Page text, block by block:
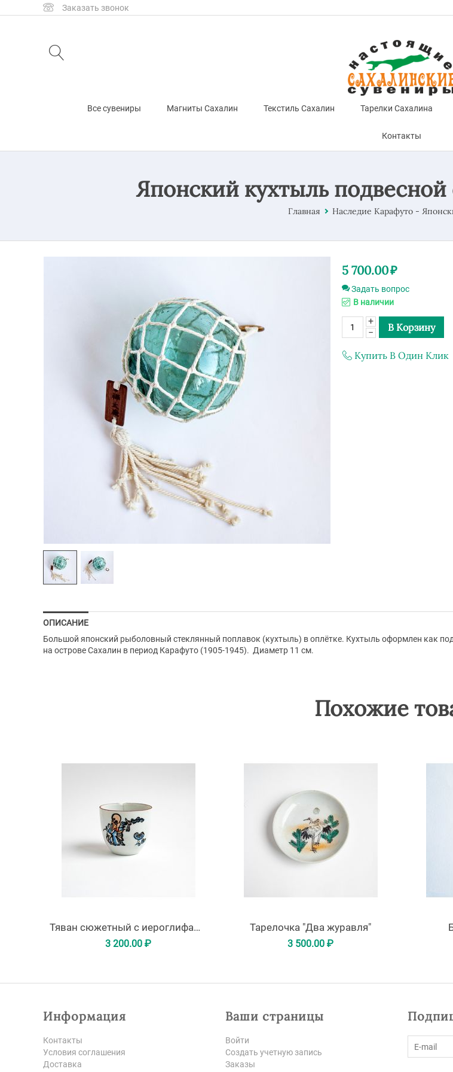
Заказать звонок
Все сувениры Магниты Сахалин Текстиль Сахалин Тарелки Сахалина
Контакты
Японский кухтыль
Главная Наследие Карафуто -
5 700.00₽
Задать вопрос
В наличии
+
−
В Корзину
Купить В Один Клик
ОПИСАНИЕ
Большой японский рыболовный стеклянный поплавок (кухтыль) в оплётке. Кухтыль оформлен как
на острове Сахалин в период Карафуто (1905-1945). Диаметр 11 см.
Похожие
Тяван сюжетный с иероглифами
3 200.00 ₽
Тарелочка "Два журавля"
3 500.00 ₽
Информация
Контакты
Условия соглашения
Доставка
Ваши страницы
Войти
Создать учетную запись
Заказы